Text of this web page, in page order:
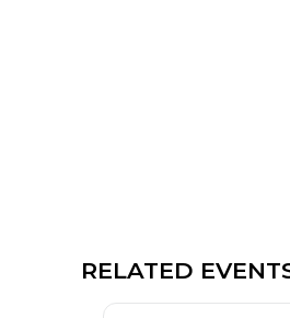
RELATED